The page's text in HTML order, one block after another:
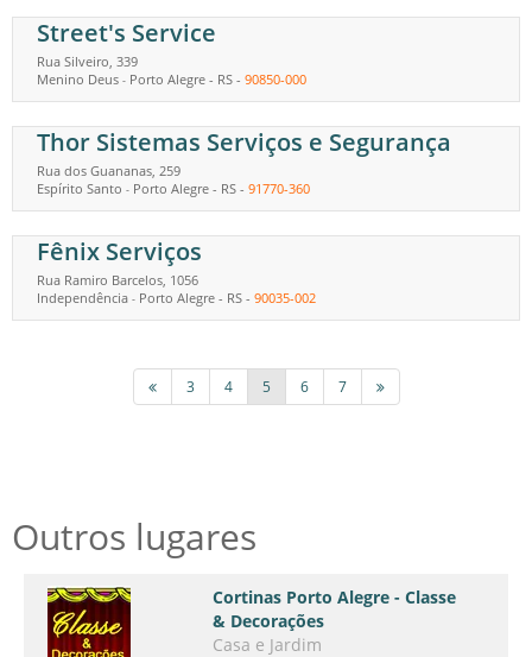
Street's Service
Rua Silveiro, 339
Menino Deus - Porto Alegre - RS - 90850-000
Thor Sistemas Serviços e Segurança
Rua dos Guananas, 259
Espírito Santo - Porto Alegre - RS - 91770-360
Fênix Serviços
Rua Ramiro Barcelos, 1056
Independência - Porto Alegre - RS - 90035-002
3 4 5 6 7
Outros lugares
Cortinas Porto Alegre - Classe
& Decorações
Casa e Jardim